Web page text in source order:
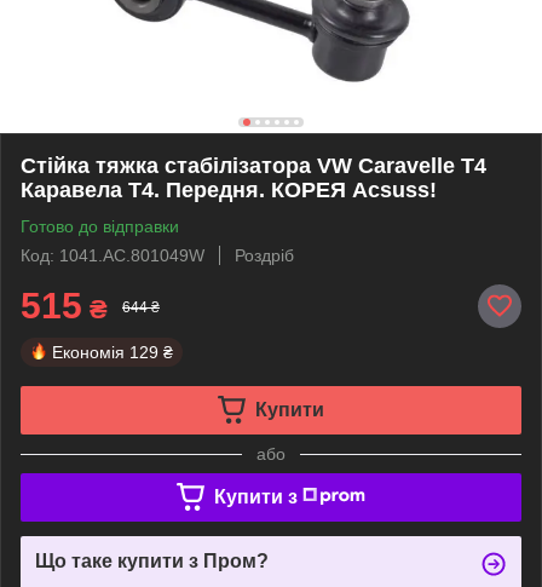
Стійка тяжка стабілізатора VW Caravelle T4
Каравела Т4. Передня. КОРЕЯ Acsuss!
Готово до відправки
Код: 1041.AC.801049W
Роздріб
515 ₴ 644 ₴
Економія 129 ₴
Купити
або
Купити з
Що таке купити з Пром?